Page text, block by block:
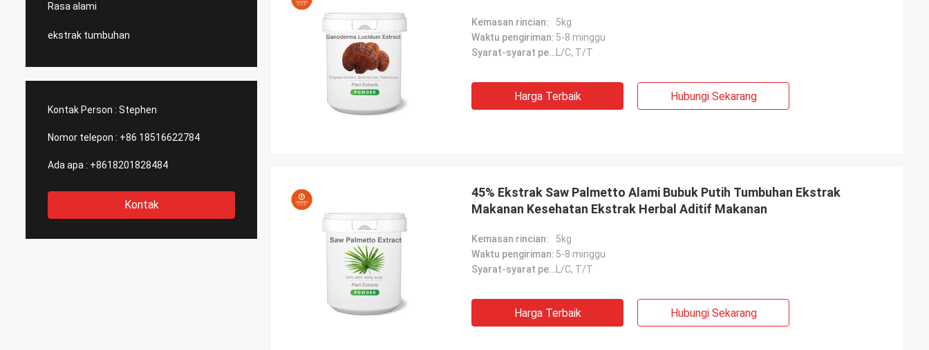
Rasa alami
ekstrak tumbuhan
Kontak Person : Stephen
Nomor telepon : +86 18516622784
Ada apa : +8618201828484
Kontak
Kemasan rincian:
5kg
Waktu pengiriman: 5-8 minggu
Syarat-syarat pembayaran: L/C, T/T
Harga Terbaik Hubungi Sekarang
45% Ekstrak Saw Palmetto Alami Bubuk Putih Tumbuhan Ekstrak
Makanan Kesehatan Ekstrak Herbal Aditif Makanan
Kemasan rincian:
5kg
Waktu pengiriman: 5-8 minggu
Syarat-syarat pembayaran: L/C, T/T
Harga Terbaik Hubungi Sekarang